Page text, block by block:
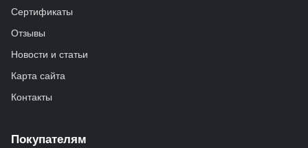
Сертификаты
Отзывы
Новости и статьи
Карта сайта
Контакты
Покупателям